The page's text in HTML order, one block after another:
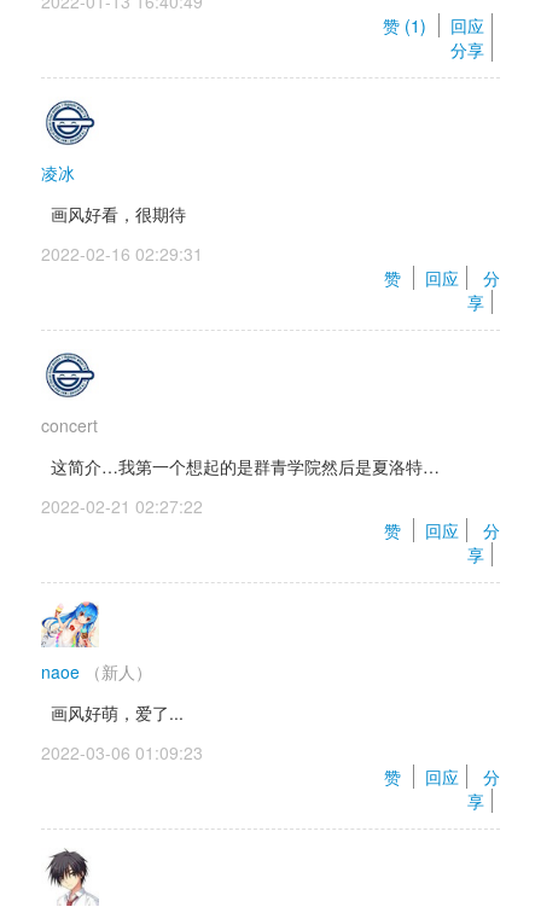
赞 (1)
回应
分享
凌冰
画风好看，很期待
2022-02-16 02:29:31
赞
回应
分
享
concert
这简介…我第一个想起的是群青学院然后是夏洛特…
2022-02-21 02:27:22
赞
回应
分
享
naoe
（新人）
画风好萌，爱了...
2022-03-06 01:09:23
赞
回应
分
享